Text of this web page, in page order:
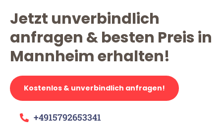
Jetzt unverbindlich
anfragen & besten Preis in
Mannheim erhalten!
Kostenlos & unverbindlich anfragen!
+4915792653341